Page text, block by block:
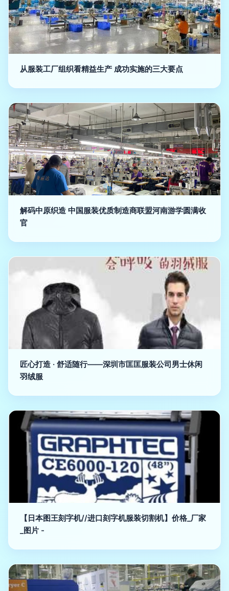
从服装工厂组织看精益生产 成功实施的三大要点
解码中原织造 中国服装优质制造商联盟河南游学圆满收
官
匠心打造 · 舒适随行——深圳市匡匡服装公司男士休闲
羽绒服
【日本图王刻字机//进口刻字机服装切割机】价格_厂家
_图片 -